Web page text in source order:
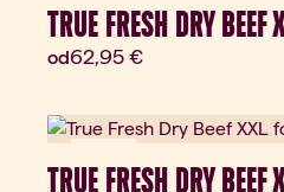
TRUE FRESH DRY
odAktuálna cena:
62,95 €
TRUE FRESH DRY